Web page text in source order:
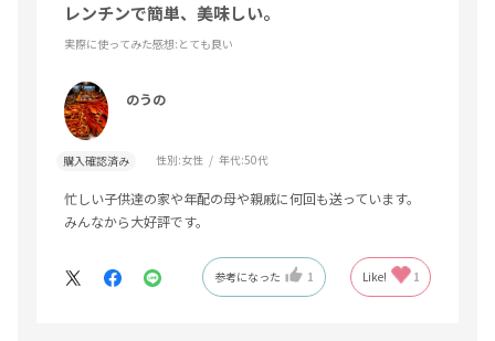
レンチンで簡単、美味しい。
実際に使ってみた感想:とても良い
のうの
購入確認済み 性別:女性 年代:50代
忙しい子供達の家や年配の母や親戚に何回も送っています。
みんなから大好評です。
参考になった 1 Like! 1